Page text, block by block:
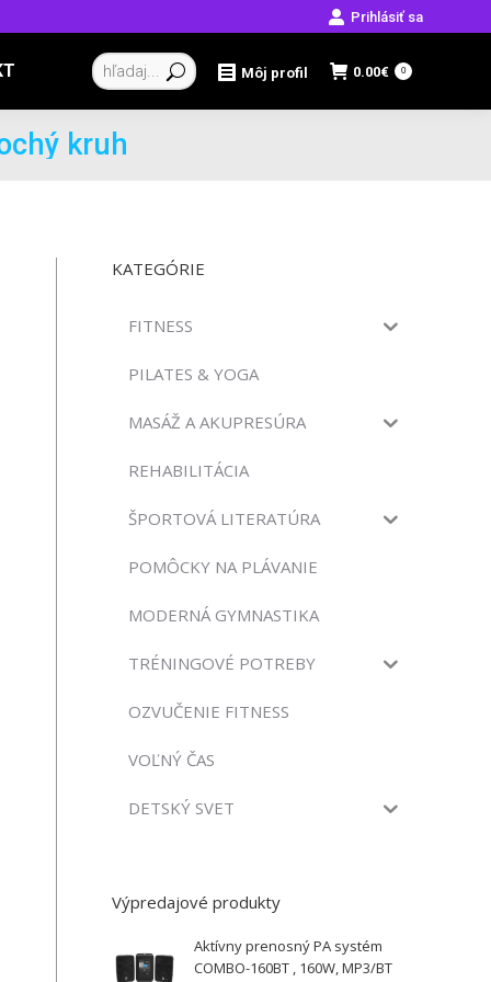
Prihlásiť sa
Vyhľadávanie: Môj profil 0.00€ 0
kruh
KATEGÓRIE
FITNESS
PILATES & YOGA
MASÁŽ A AKUPRESÚRA
REHABILITÁCIA
ŠPORTOVÁ LITERATÚRA
POMÔCKY NA PLÁVANIE
MODERNÁ GYMNASTIKA
TRÉNINGOVÉ POTREBY
OZVUČENIE FITNESS
VOĽNÝ ČAS
DETSKÝ SVET
Výpredajové produkty
Aktívny prenosný PA systém
COMBO-160BT , 160W, MP3/BT